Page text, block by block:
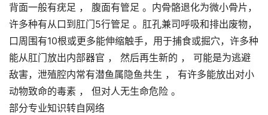
背面一般有疣足 ， 腹面有管足 。内骨骼退化为微小骨片，
许多种有从口到肛门5行管足 。肛孔兼司呼吸和排出废物，
口周围有10根或更多能伸缩触手，用于捕食或掘穴，许多种
能从肛门放出内部器官 ， 然后再生新的 ， 可能是为逃避
敌害，泄殖腔内常有潜鱼属隐鱼共生 ， 有许多能放出对小
动物致命的毒素 ， 但对人无生命危险 。
部分专业知识转自网络